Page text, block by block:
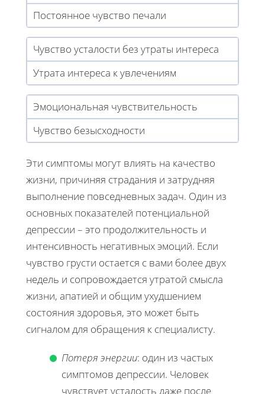
Постоянное чувство печали
Чувство усталости без утраты интереса
Утрата интереса к увлечениям
Эмоциональная чувствительность
Чувство безысходности
Эти симптомы могут влиять на качество
жизни, причиняя страдания и затрудняя
выполнение повседневных задач. Один из
основных показателей потенциальной
депрессии – это продолжительность и
интенсивность негативных эмоций. Если
чувство грусти остается с вами более двух
недель и сопровождается утратой смысла
жизни, апатией и общим ухудшением
состояния здоровья, это может быть
сигналом для обращения к специалисту.
Потеря энергии: один из частых
симптомов депрессии. Человек
чувствует усталость даже после